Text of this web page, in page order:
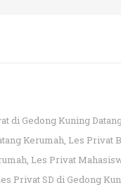
di Gedong Kuning
Kerumah, Les Privat
, Les Privat
Privat SD di Gedong